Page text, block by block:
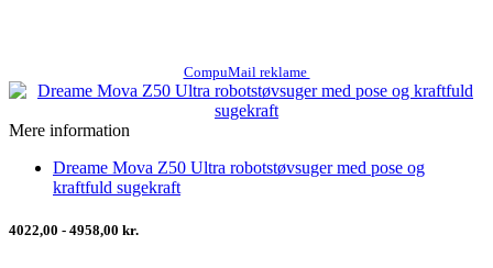
CompuMail reklame
Mere information
Dreame Mova Z50 Ultra robotstøvsuger med pose og
kraftfuld sugekraft
4022,00 - 4958,00 kr.